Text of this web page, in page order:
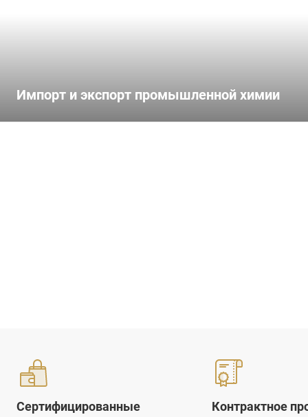
Импорт и экспорт промышленной химии
Сертифицированные
Контрактное